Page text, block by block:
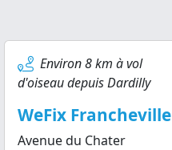
Environ 8 km à vol
d'oiseau depuis Dardilly
WeFix Francheville
Avenue du Chater